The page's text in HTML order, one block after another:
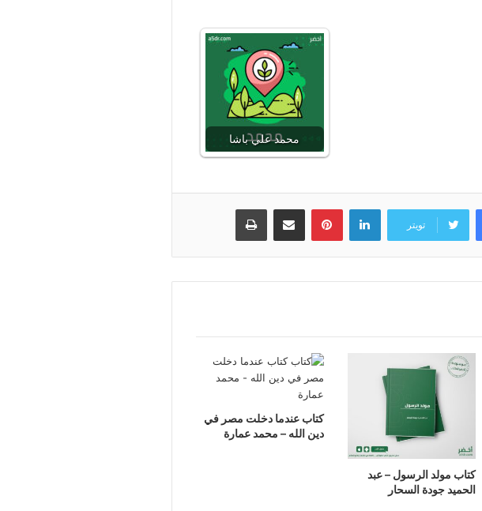
محمد علي باشا
تويتر
لينكدإن بينتيريستمشاركة عبر البريد طباعة
كتاب مولد الرسول – عبد
الحميد جودة السحار
كتاب عندما دخلت مصر في
دين الله – محمد عمارة